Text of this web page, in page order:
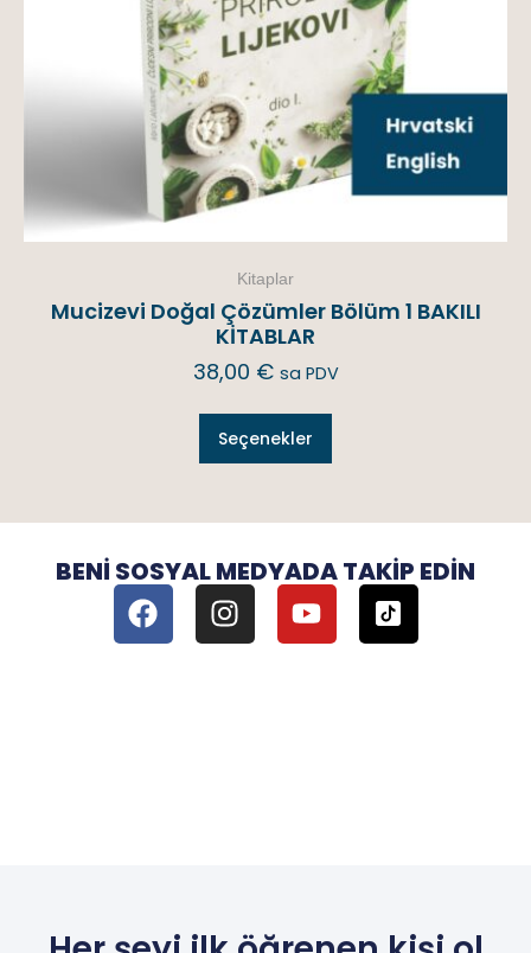
Kitaplar
Mucizevi Doğal Çözümler Bölüm 1 BAKILI
KİTABLAR
38,00 € sa PDV
Seçenekler
BENI SOSYAL MEDYADA TAKIP EDIN